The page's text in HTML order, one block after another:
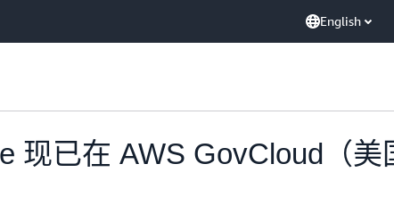
English
现已在 AWS GovCloud（美